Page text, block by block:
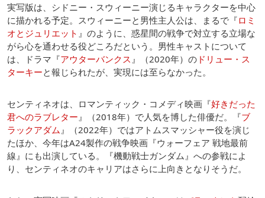
実写版は、シドニー・スウィーニー演じるキャラクターを中心
に描かれる予定。スウィーニーと男性主人公は、まるで『ロミ
オとジュリエット 』のように、惑星間の戦争で対立する立場な
がら心を通わせる役どころだという。男性キャストについて
は、ドラマ『アウターバンクス 』（2020年）の ドリュー・ス
ターキーと報じられたが、実現には至らなかった。
センティネオは、ロマンティック・コメディ映画『好きだった
君へのラブレター 』（2018年）で人気を博した俳優だ。『ブ
ラックアダム 』（2022年）ではアトムスマッシャー役を演じ
たほか、今年はA24製作の戦争映画『ウォーフェア 戦地最前
線』にも出演している。『機動戦士ガンダム』への参戦によ
り、センティネオのキャリアはさらに上向きとなりそうだ。